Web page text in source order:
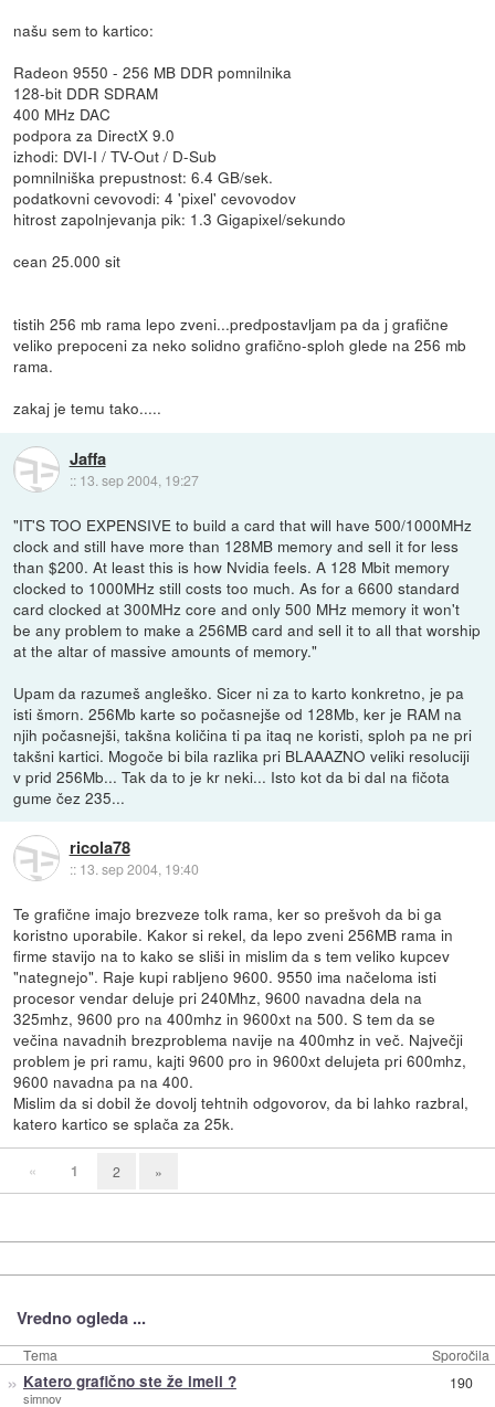
našu sem to kartico:
Radeon 9550 - 256 MB DDR pomnilnika
128-bit DDR SDRAM
400 MHz DAC
podpora za DirectX 9.0
izhodi: DVI-I / TV-Out / D-Sub
pomnilniška prepustnost: 6.4 GB/sek.
podatkovni cevovodi: 4 'pixel' cevovodov
hitrost zapolnjevanja pik: 1.3 Gigapixel/sekundo
cean 25.000 sit
tistih 256 mb rama lepo zveni...predpostavljam pa da j grafične
veliko prepoceni za neko solidno grafično-sploh glede na 256 mb
rama.
zakaj je temu tako.....
Jaffa
:: 13. sep 2004, 19:27
"IT'S TOO EXPENSIVE to build a card that will have 500/1000MHz
clock and still have more than 128MB memory and sell it for less
than $200. At least this is how Nvidia feels. A 128 Mbit memory
clocked to 1000MHz still costs too much. As for a 6600 standard
card clocked at 300MHz core and only 500 MHz memory it won't
be any problem to make a 256MB card and sell it to all that worship
at the altar of massive amounts of memory."
Upam da razumeš angleško. Sicer ni za to karto konkretno, je pa
isti šmorn. 256Mb karte so počasnejše od 128Mb, ker je RAM na
njih počasnejši, takšna količina ti pa itaq ne koristi, sploh pa ne pri
takšni kartici. Mogoče bi bila razlika pri BLAAAZNO veliki resoluciji
v prid 256Mb... Tak da to je kr neki... Isto kot da bi dal na fičota
gume čez 235...
ricola78
:: 13. sep 2004, 19:40
Te grafične imajo brezveze tolk rama, ker so prešvoh da bi ga
koristno uporabile. Kakor si rekel, da lepo zveni 256MB rama in
firme stavijo na to kako se sliši in mislim da s tem veliko kupcev
"nategnejo". Raje kupi rabljeno 9600. 9550 ima načeloma isti
procesor vendar deluje pri 240Mhz, 9600 navadna dela na
325mhz, 9600 pro na 400mhz in 9600xt na 500. S tem da se
večina navadnih brezproblema navije na 400mhz in več. Največji
problem je pri ramu, kajti 9600 pro in 9600xt delujeta pri 600mhz,
9600 navadna pa na 400.
Mislim da si dobil že dovolj tehtnih odgovorov, da bi lahko razbral,
katero kartico se splača za 25k.
« 1 2 »
Vredno ogleda ...
Tema Sporočila
» Katero grafično ste že imeli ?
simnov
190